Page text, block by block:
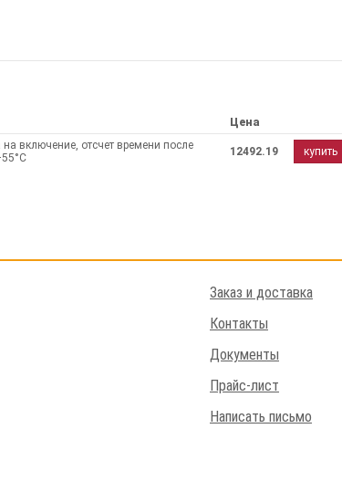
Цена
включение, отсчет времени после
12492.19 купить
Заказ и доставка
Контакты
Документы
Прайс-лист
Написать письмо